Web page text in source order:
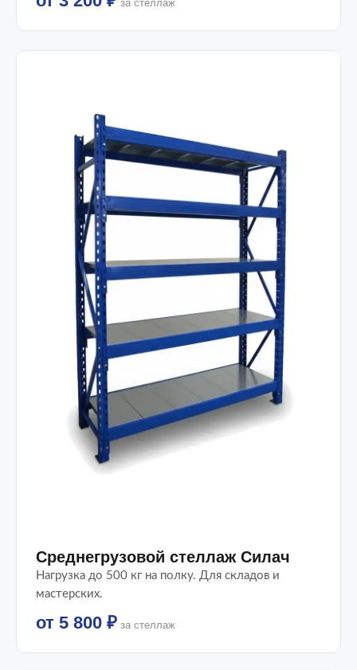
за стеллаж
Среднегрузовой стеллаж Силач
Нагрузка до 500 кг на полку. Для складов и
мастерских.
от 5 800 ₽ за стеллаж